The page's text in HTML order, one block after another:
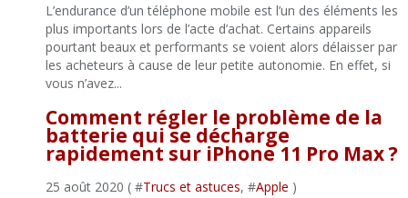
L’endurance d’un téléphone mobile est l’un des éléments les
plus importants lors de l’acte d’achat. Certains appareils
pourtant beaux et performants se voient alors délaisser par
les acheteurs à cause de leur petite autonomie. En effet, si
vous n’avez...
Comment régler le problème de la
batterie qui se décharge
rapidement sur iPhone 11 Pro Max ?
25 août 2020 ( #Trucs et astuces, #Apple )